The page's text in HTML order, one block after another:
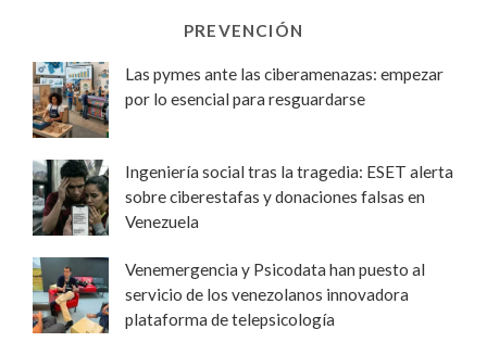
PREVENCIÓN
Las pymes ante las ciberamenazas: empezar
por lo esencial para resguardarse
Ingeniería social tras la tragedia: ESET alerta
sobre ciberestafas y donaciones falsas en
Venezuela
Venemergencia y Psicodata han puesto al
servicio de los venezolanos innovadora
plataforma de telepsicología